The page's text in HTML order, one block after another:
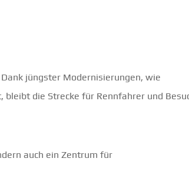
jüngster Modernisierungen, wie
die Strecke für Rennfahrer und
auch ein Zentrum für